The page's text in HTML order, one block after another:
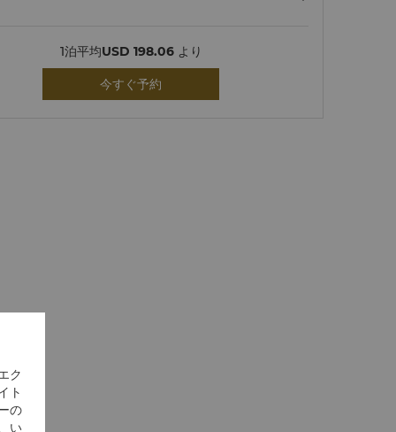
1泊平均USD 198.06より
今すぐ予約
ク
ト
の
い